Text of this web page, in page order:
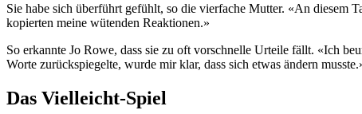
Sie habe sich überführt gefühlt, so die vierfache Mutter. «An diesem
kopierten meine wütenden Reaktionen.»
So erkannte Jo Rowe, dass sie zu oft vorschnelle Urteile fällt. «Ich
Worte zurückspiegelte, wurde mir klar, dass sich etwas ändern
Das Vielleicht-Spiel